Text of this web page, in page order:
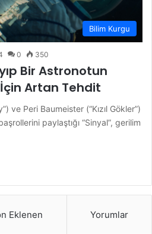
Bilim Kurgu
0 350
Bir Astronotun
Artan Tehdit
ve Peri Baumeister (“Kızıl Gökler”)
paylaştığı “Sinyal”, gerilim
Eklenen Yorumlar